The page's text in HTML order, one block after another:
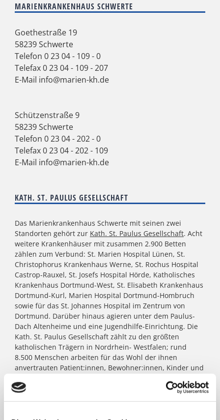
MARIENKRANKENHAUS SCHWERTE
Goethestraße 19
58239 Schwerte
Telefon 0 23 04 - 109 - 0
Telefax 0 23 04 - 109 - 207
E-Mail info@marien-kh.de
Schützenstraße 9
58239 Schwerte
Telefon 0 23 04 - 202 - 0
Telefax 0 23 04 - 202 - 109
E-Mail info@marien-kh.de
KATH. ST. PAULUS GESELLSCHAFT
Das Marienkrankenhaus Schwerte mit seinen zwei
Standorten gehört zur Kath. St. Paulus Gesellschaft. Acht
weitere Krankenhäuser mit zusammen 2.900 Betten
zählen zum Verbund: St. Marien Hospital Lünen, St.
Christophorus Krankenhaus Werne, St. Rochus Hospital
Castrop-Rauxel, St. Josefs Hospital Hörde, Katholisches
Krankenhaus Dortmund-West, St. Elisabeth Krankenhaus
Dortmund-Kurl, Marien Hospital Dortmund-Hombruch
sowie für das St. Johannes Hospital im Zentrum von
Dortmund. Darüber hinaus agieren unter dem Paulus-
Dach Altenheime und eine Jugendhilfe-Einrichtung. Die
Kath. St. Paulus Gesellschaft zählt zu den größten
katholischen Trägern in Nordrhein- Westfalen; rund
8.500 Menschen arbeiten für das Wohl der ihnen
anvertrauten Patient:innen, Bewohner:innen, Kinder und